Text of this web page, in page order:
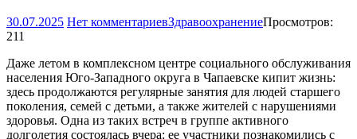
30.07.2025 Нет комментариевЗдравоохранениеПросмотров:
211
Даже летом в комплексном центре социального обслуживания
населения Юго-Западного округа в Чапаевске кипит жизнь:
здесь продолжаются регулярные занятия для людей старшего
поколения, семей с детьми, а также жителей с нарушениями
здоровья. Одна из таких встреч в группе активного
долголетия состоялась вчера: ее участники познакомились с